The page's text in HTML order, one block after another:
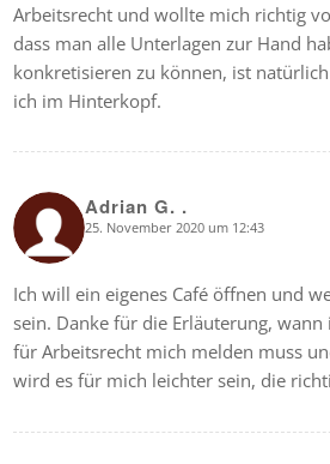
Arbeitsrecht und wollte mich richtig
dass man alle Unterlagen zur Hand
konkretisieren zu können, ist
ich im Hinterkopf.
Adrian G. .
says: 25. November 2020 um 12:43
Ich will ein eigenes Café öffnen und
sein. Danke für die Erläuterung, wann
für Arbeitsrecht mich melden muss
wird es für mich leichter sein, die